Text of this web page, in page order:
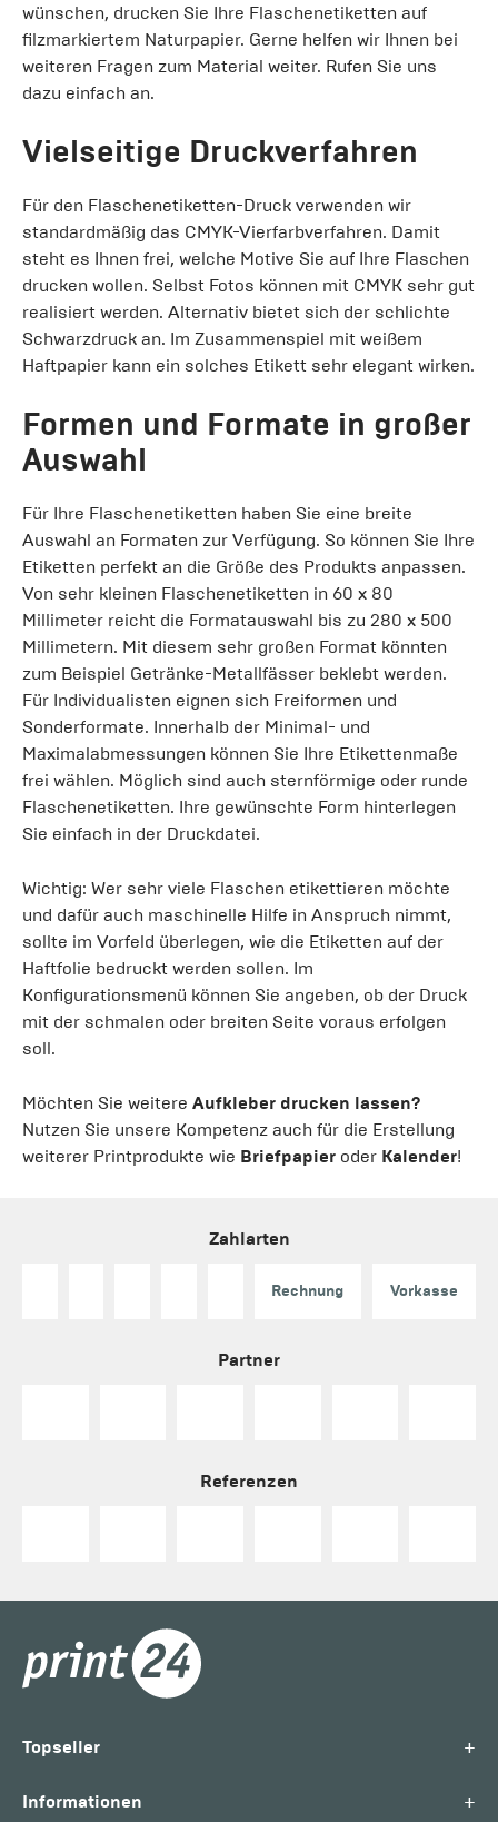
wünschen, drucken Sie Ihre Flaschenetiketten auf
filzmarkiertem Naturpapier. Gerne helfen wir Ihnen bei
weiteren Fragen zum Material weiter. Rufen Sie uns
dazu einfach an.
Vielseitige Druckverfahren
Für den Flaschenetiketten-Druck verwenden wir
standardmäßig das CMYK-Vierfarbverfahren. Damit
steht es Ihnen frei, welche Motive Sie auf Ihre Flaschen
drucken wollen. Selbst Fotos können mit CMYK sehr gut
realisiert werden. Alternativ bietet sich der schlichte
Schwarzdruck an. Im Zusammenspiel mit weißem
Haftpapier kann ein solches Etikett sehr elegant wirken.
Formen und Formate in großer
Auswahl
Für Ihre Flaschenetiketten haben Sie eine breite
Auswahl an Formaten zur Verfügung. So können Sie Ihre
Etiketten perfekt an die Größe des Produkts anpassen.
Von sehr kleinen Flaschenetiketten in 60 x 80
Millimeter reicht die Formatauswahl bis zu 280 x 500
Millimetern. Mit diesem sehr großen Format könnten
zum Beispiel Getränke-Metallfässer beklebt werden.
Für Individualisten eignen sich Freiformen und
Sonderformate. Innerhalb der Minimal- und
Maximalabmessungen können Sie Ihre Etikettenmaße
frei wählen. Möglich sind auch sternförmige oder runde
Flaschenetiketten. Ihre gewünschte Form hinterlegen
Sie einfach in der Druckdatei.
Wichtig: Wer sehr viele Flaschen etikettieren möchte
und dafür auch maschinelle Hilfe in Anspruch nimmt,
sollte im Vorfeld überlegen, wie die Etiketten auf der
Haftfolie bedruckt werden sollen. Im
Konfigurationsmenü können Sie angeben, ob der Druck
mit der schmalen oder breiten Seite voraus erfolgen
soll.
Möchten Sie weitere Aufkleber drucken lassen?
Nutzen Sie unsere Kompetenz auch für die Erstellung
weiterer Printprodukte wie Briefpapier oder Kalender!
Zahlarten
Rechnung Vorkasse
Partner
Referenzen
Topseller +
Informationen +